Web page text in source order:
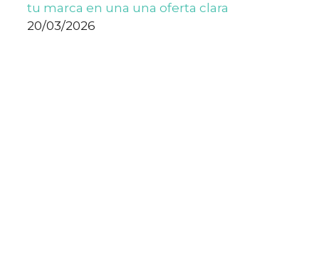
tu marca en una una oferta clara
20/03/2026